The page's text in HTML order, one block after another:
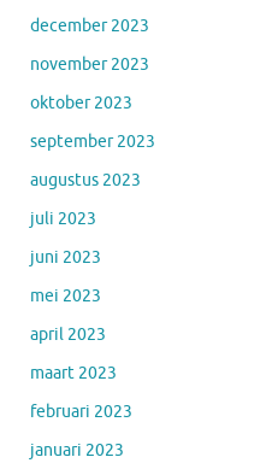
december 2023
november 2023
oktober 2023
september 2023
augustus 2023
juli 2023
juni 2023
mei 2023
april 2023
maart 2023
februari 2023
januari 2023